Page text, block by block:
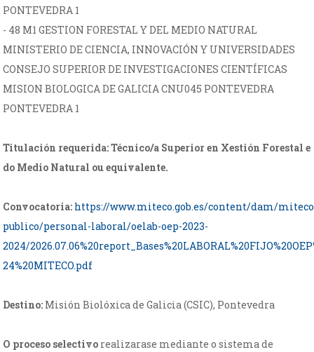
PONTEVEDRA 1
- 48 M1 GESTION FORESTAL Y DEL MEDIO NATURAL
MINISTERIO DE CIENCIA, INNOVACIÓN Y UNIVERSIDADES
CONSEJO SUPERIOR DE INVESTIGACIONES CIENTÍFICAS
MISION BIOLOGICA DE GALICIA CNU045 PONTEVEDRA
PONTEVEDRA 1
Titulación requerida: Técnico/a Superior en Xestión Forestal e
do Medio Natural ou equivalente.
Convocatoria: https://www.miteco.gob.es/content/dam/
publico/personal-laboral/oelab-oep-2023-
2024/
24%20MITECO.pdf
Destino: Misión Biolóxica de Galicia (CSIC), Pontevedra
O proceso selectivo realizarase mediante o sistema de